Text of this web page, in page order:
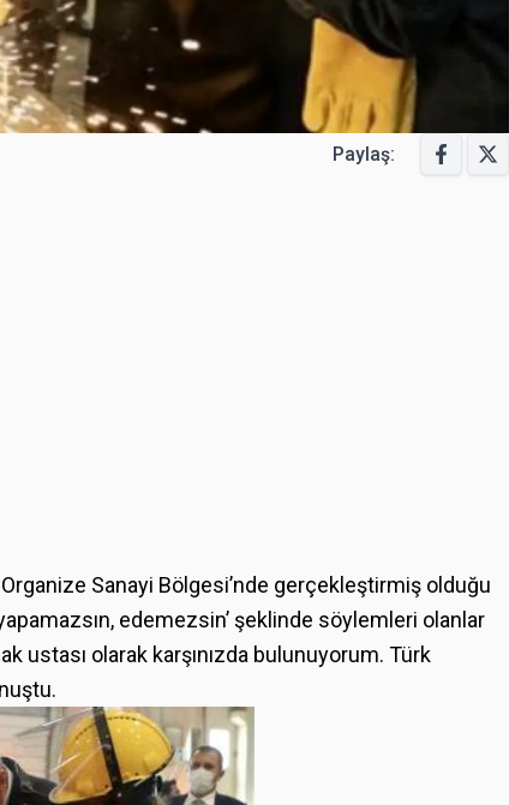
Paylaş:
Organize Sanayi Bölgesi’nde gerçekleştirmiş olduğu
yapamazsın, edemezsin’ şeklinde söylemleri olanlar
ustası olarak karşınızda bulunuyorum. Türk